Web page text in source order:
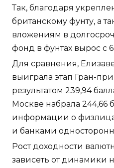
Так, благодаря
британскому фунту, а
вложениям в
фонд в фунтах вырос с
Для сравнения,
выиграла этап Гран-
результатом 239,94
Москве набрала 244,66
информации о
и банками
Рост доходности
зависеть от динамики